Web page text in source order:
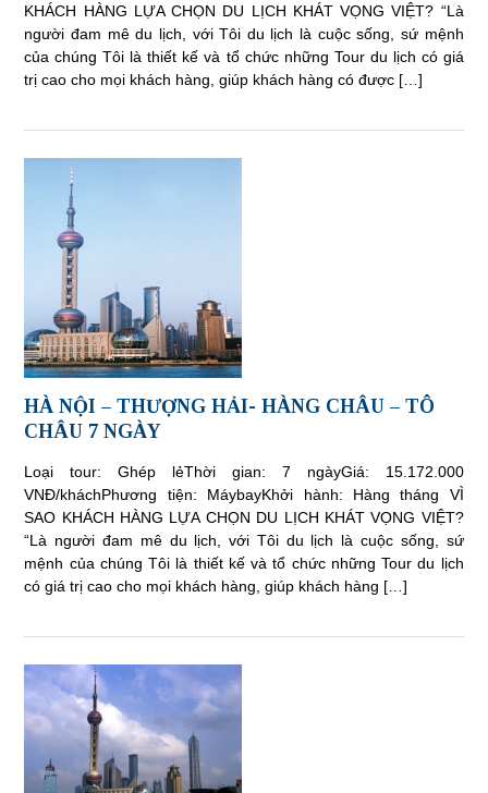
KHÁCH HÀNG LỰA CHỌN DU LỊCH KHÁT VỌNG VIỆT? “Là
người đam mê du lịch, với Tôi du lịch là cuộc sống, sứ mệnh
của chúng Tôi là thiết kế và tổ chức những Tour du lịch có giá
trị cao cho mọi khách hàng, giúp khách hàng có được […]
HÀ NỘI – THƯỢNG HẢI- HÀNG CHÂU – TÔ
CHÂU 7 NGÀY
Loại tour: Ghép lẻThời gian: 7 ngàyGiá: 15.172.000
VNĐ/kháchPhương tiện: MáybayKhởi hành: Hàng tháng VÌ
SAO KHÁCH HÀNG LỰA CHỌN DU LỊCH KHÁT VỌNG VIỆT?
“Là người đam mê du lịch, với Tôi du lịch là cuộc sống, sứ
mệnh của chúng Tôi là thiết kế và tổ chức những Tour du lịch
có giá trị cao cho mọi khách hàng, giúp khách hàng […]